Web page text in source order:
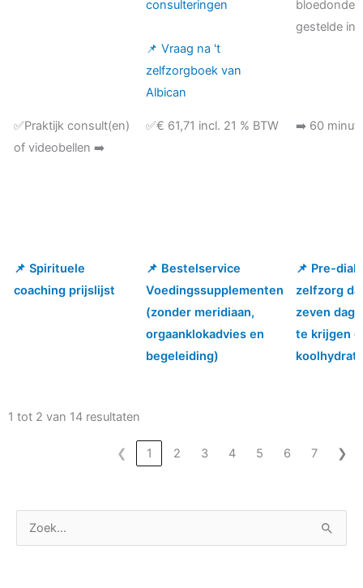
📌 Spirituele
coaching prijslijst
📌 Bestelservice
Voedingssupplementen
(zonder meridiaan,
orgaanklokadvies en
begeleiding)
📌 Pre-
zelfzorg
zeven
te krijgen
consulteringen
📌 Vraag na 't
zelfzorgboek van
Albican
gestelde
✅Praktijk consult(en)
of videobellen ➡️
✅€ 61,71 incl. 21 % BTW ➡️ 60
📌 Spirituele
coaching prijslijst
📌 Bestelservice
Voedingssupplementen
(zonder meridiaan,
orgaanklokadvies en
begeleiding)
📌 Pre-
zelfzorg
zeven
te krijgen
1 tot 2 van 14 resultaten
❮ 1 2 3 4 5 6 7 ❯
a